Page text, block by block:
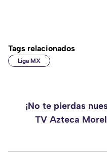
Tags relacionados
Liga MX
¡No te pierdas
TV Azteca